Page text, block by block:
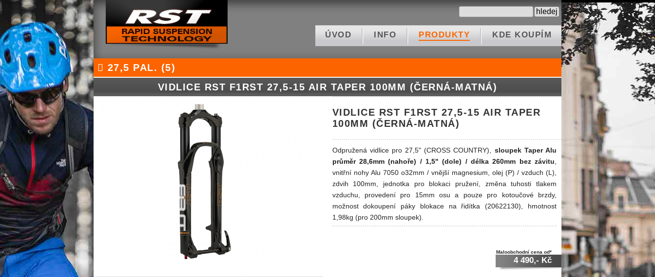
ÚVOD INFO PRODUKTY KDE KOUPÍM
27,5 PAL. (5)
VIDLICE RST F1RST 27,5-15 AIR TAPER 100MM (ČERNÁ-MATNÁ)
VIDLICE RST F1RST 27,5-15 AIR TAPER
100MM (ČERNÁ-MATNÁ)
Odpružená vidlice pro 27,5" (CROSS COUNTRY), sloupek Taper Alu
průměr 28,6mm (nahoře) / 1,5" (dole) / délka 260mm bez závitu
vnitřní nohy Alu 7050 o32mm / vnější magnesium, olej (P) / vzduch (L),
zdvih 100mm, jednotka pro blokaci pružení, změna tuhosti tlakem
vzduchu, provedení pro 15mm osu a pouze pro kotoučové brzdy,
možnost dokoupení páky blokace na řidítka (20622130), hmotnost
1,98kg (pro 200mm sloupek).
Maloobchodní cena od*
4 490,- Kč